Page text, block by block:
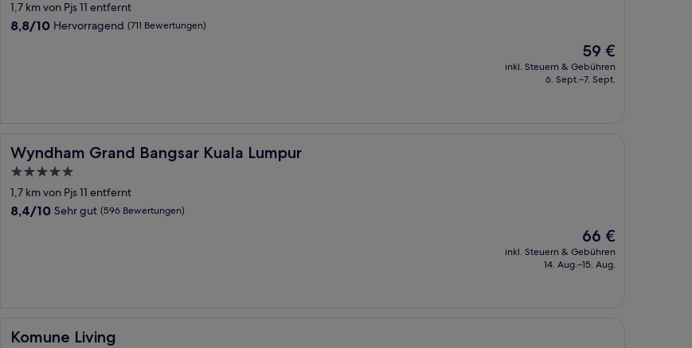
Sterne-
Unterkunft
1,7 km von Pjs 11 entfernt
8.8
8,8/10 Hervorragend (711 Bewertungen)
Der
Preis
beträgt
59 €
inkl. Steuern & Gebühren
6. Sept.–7. Sept.
Wyndham Grand Bangsar Kuala Lumpur
Wyndham Grand Bangsar Kuala Lumpur
5.0-
Sterne-
Unterkunft
1,7 km von Pjs 11 entfernt
8.4
8,4/10 Sehr gut (596 Bewertungen)
Der
Preis
beträgt
66 €
inkl. Steuern & Gebühren
14. Aug.–15. Aug.
Komune Living
Komune Living